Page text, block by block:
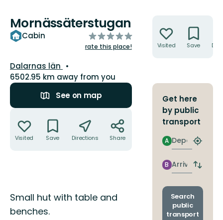
Mornässäterstugan
Cabin
of
5
rate this place!
County:
Dalarnas län
6502.95 km away from you
See on map
Visited Save Directions Share
Description
Small hut with table and
benches.
Visited Save
Get here
by public
transport
Departure
A
Find
stop
Arrival
B
Switch
and
Search
public
transport